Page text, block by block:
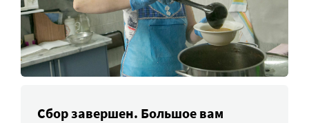
Сбор завершен. Большое вам